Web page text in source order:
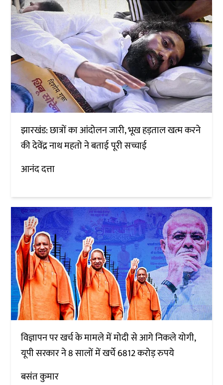
झारखंड: छात्रों का आंदोलन जारी, भूख हड़ताल खत्म करने
की देवेंद्र नाथ महतो ने बताई पूरी सच्चाई
आनंद दत्ता
विज्ञापन पर खर्च के मामले में मोदी से आगे निकले योगी,
यूपी सरकार ने 8 सालों में खर्चे 6812 करोड़ रुपये
बसंत कुमार